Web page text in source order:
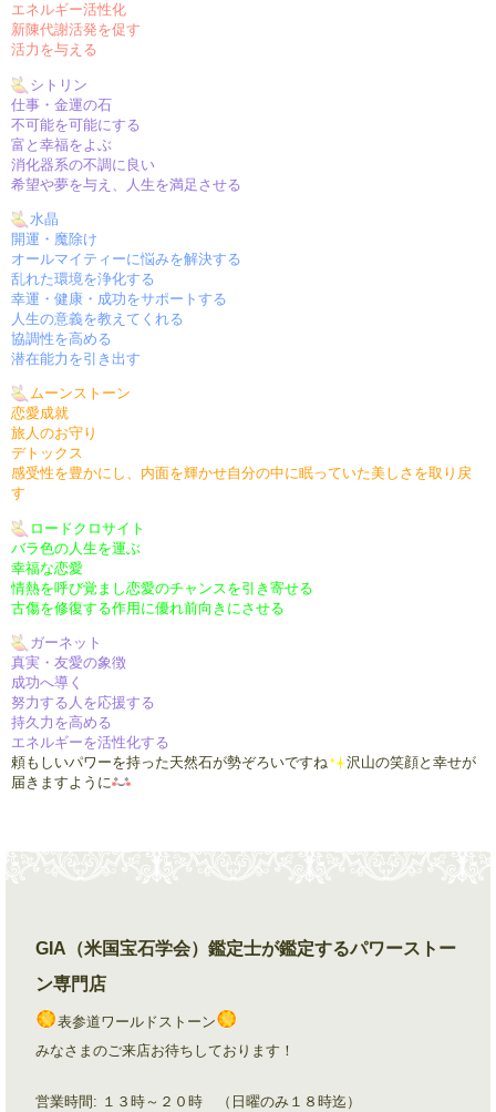
エネルギー活性化
新陳代謝活発を促す
活力を与える
シトリン
仕事・金運の石
不可能を可能にする
富と幸福をよぶ
消化器系の不調に良い
希望や夢を与え、人生を満足させる
水晶
開運・魔除け
オールマイティーに悩みを解決する
乱れた環境を浄化する
幸運・健康・成功をサポートする
人生の意義を教えてくれる
協調性を高める
潜在能力を引き出す
ムーンストーン
恋愛成就
旅人のお守り
デトックス
感受性を豊かにし、内面を輝かせ自分の中に眠っていた美しさを取り戻
す
ロードクロサイト
バラ色の人生を運ぶ
幸福な恋愛
情熱を呼び覚まし恋愛のチャンスを引き寄せる
古傷を修復する作用に優れ前向きにさせる
ガーネット
真実・友愛の象徴
成功へ導く
努力する人を応援する
持久力を高める
エネルギーを活性化する
頼もしいパワーを持った天然石が勢ぞろいですね
沢山の笑顔と幸せが
届きますように
GIA（米国宝石学会）鑑定士が鑑定するパワーストー
ン専門店
表参道ワールドストーン
みなさまのご来店お待ちしております！
営業時間: １３時～２０時 （日曜のみ１８時迄）